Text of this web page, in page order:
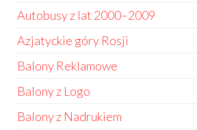
Autobusy z lat 2000–2009
Azjatyckie góry Rosji
Balony Reklamowe
Balony z Logo
Balony z Nadrukiem